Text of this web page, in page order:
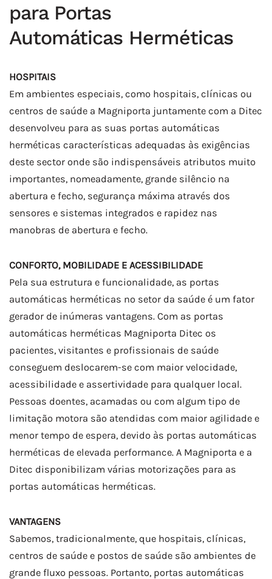
para Portas
Automáticas Herméticas
HOSPITAIS
Em ambientes especiais, como hospitais, clínicas ou
centros de saúde a Magniporta juntamente com a Ditec
desenvolveu para as suas portas automáticas
herméticas características adequadas às exigências
deste sector onde são indispensáveis atributos muito
importantes, nomeadamente, grande silêncio na
abertura e fecho, segurança máxima através dos
sensores e sistemas integrados e rapidez nas
manobras de abertura e fecho.
CONFORTO, MOBILIDADE E ACESSIBILIDADE
Pela sua estrutura e funcionalidade, as portas
automáticas herméticas no setor da saúde é um fator
gerador de inúmeras vantagens. Com as portas
automáticas herméticas Magniporta Ditec os
pacientes, visitantes e profissionais de saúde
conseguem deslocarem-se com maior velocidade,
acessibilidade e assertividade para qualquer local.
Pessoas doentes, acamadas ou com algum tipo de
limitação motora são atendidas com maior agilidade e
menor tempo de espera, devido às portas automáticas
herméticas de elevada performance. A Magniporta e a
Ditec disponibilizam várias motorizações para as
portas automáticas herméticas.
VANTAGENS
Sabemos, tradicionalmente, que hospitais, clínicas,
centros de saúde e postos de saúde são ambientes de
grande fluxo pessoas. Portanto, portas automáticas